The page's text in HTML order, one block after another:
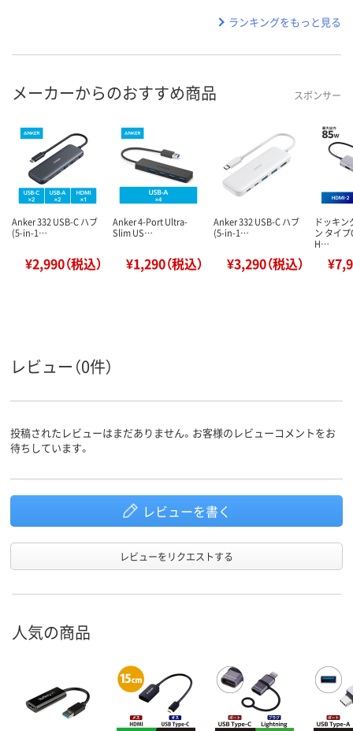
ランキングをもっと見る
メーカーからのおすすめ商品 スポンサー
Anker 332 USB-C ハブ
(5-in-1…
¥2,990（税込）
Anker 4-Port Ultra-
Slim US…
¥1,290（税込）
Anker 332 USB-C ハブ
(5-in-1…
¥3,290（税込）
ドッキ
ン タイ
H…
レビュー（0件）
投稿されたレビューはまだありません。お客様のレビューコメントをお
待ちしています。
レビューを書く
レビューをリクエストする
人気の商品